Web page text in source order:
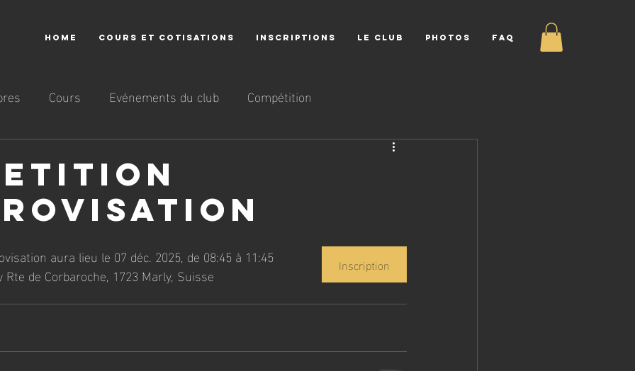
HOME COURS ET COTISATIONS INSCRIPTIONS LE CLUB PHOTOS FAQ
Cours Evénements du club Compétition
Inscription
aura lieu le 07 déc. 2025, de 08:45 à 11:45
de Corbaroche, 1723 Marly, Suisse